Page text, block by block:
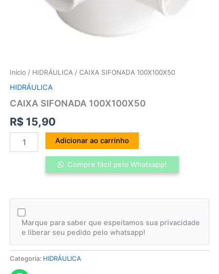
Início / HIDRÁULICA / CAIXA SIFONADA 100X100X50
HIDRÁULICA
CAIXA SIFONADA 100X100X50
R$ 15,90
Adicionar ao carrinho
Compre fácil pelo Whatsapp!
Marque para saber que espeitamos sua privacidade
e liberar seu pedido pelo whatsapp!
Categoria: HIDRÁULICA